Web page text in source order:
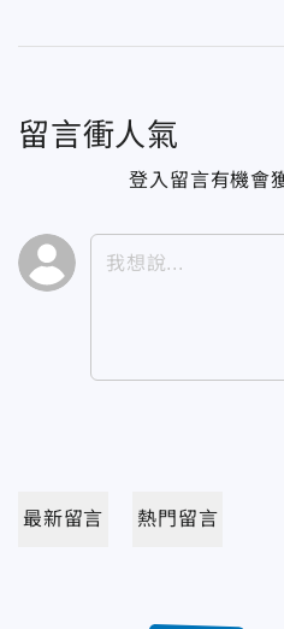
留言衝人氣
登入留言有機會
最新留言 熱門留言